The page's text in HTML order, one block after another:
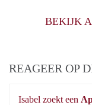
BEKIJK
REAGEER OP
Isabel zoekt een